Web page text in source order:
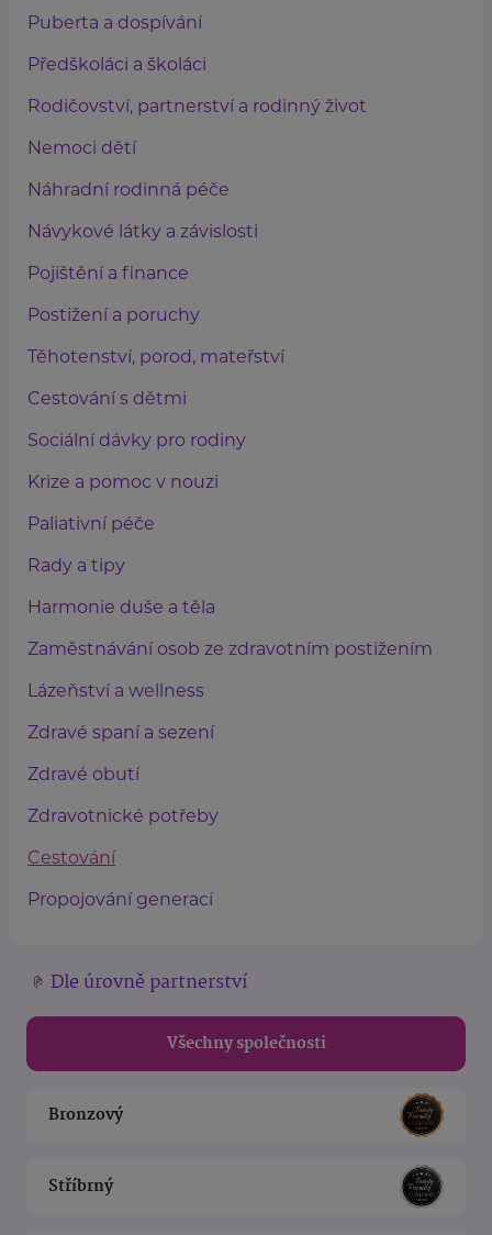
Puberta a dospívání
Předškoláci a školáci
Rodičovství, partnerství a rodinný život
Nemoci dětí
Náhradní rodinná péče
Návykové látky a závislosti
Pojištění a finance
Postižení a poruchy
Těhotenství, porod, mateřství
Cestování s dětmi
Sociální dávky pro rodiny
Krize a pomoc v nouzi
Paliativní péče
Rady a tipy
Harmonie duše a těla
Zaměstnávání osob ze zdravotním postižením
Lázeňství a wellness
Zdravé spaní a sezení
Zdravé obutí
Zdravotnické potřeby
Cestování
Propojování generací
Dle úrovně partnerství
Všechny společnosti
Bronzový
Stříbrný